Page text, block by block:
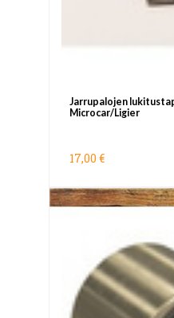
Jarrupalojen
Microcar/Ligier
17,00 €